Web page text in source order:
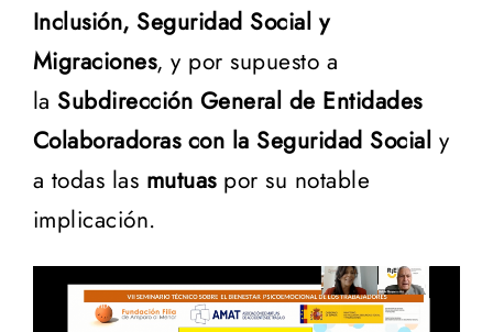
Inclusión, Seguridad Social y
Migraciones, y por supuesto a
la Subdirección General de Entidades
Colaboradoras con la Seguridad Social y
a todas las mutuaspor su notable
implicación.